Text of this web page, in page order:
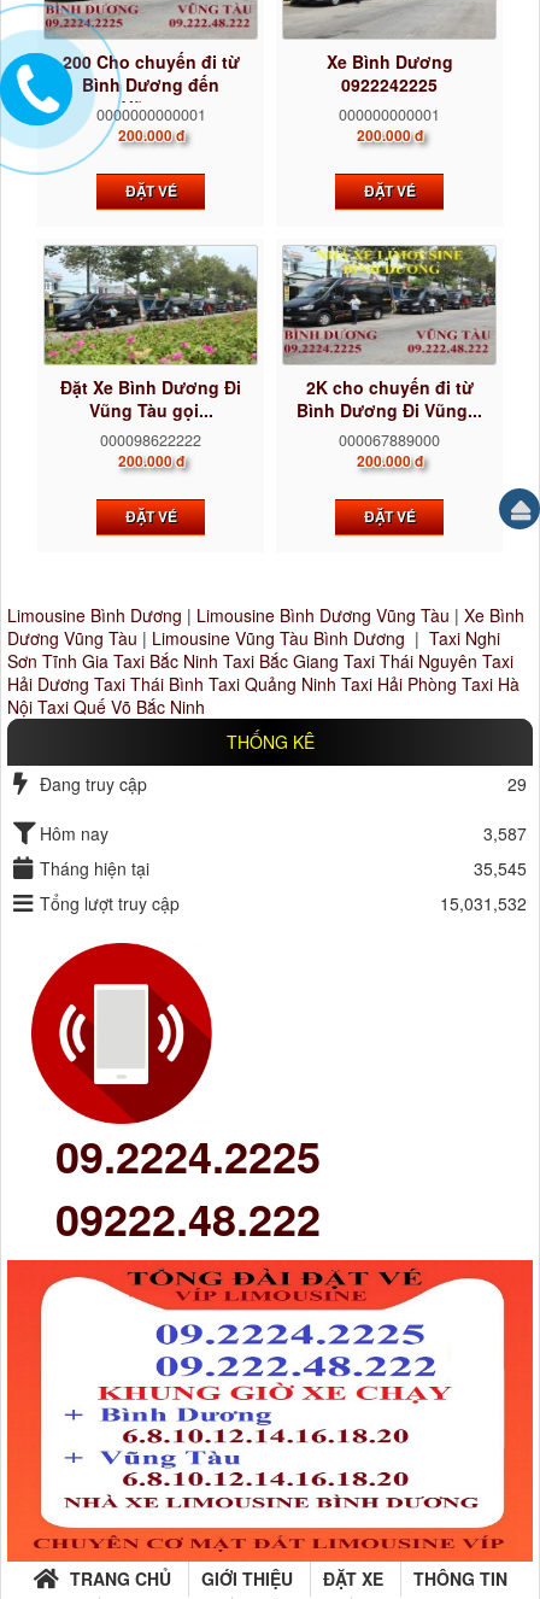
200 Cho chuyến đi từ
Bình Dương đến
Vũng...
0000000000001
200.000 đ
ĐẶT VÉ
Xe Bình Dương
0922242225
000000000001
200.000 đ
ĐẶT VÉ
Đặt Xe Bình Dương Đi
Vũng Tàu gọi...
000098622222
200.000 đ
ĐẶT VÉ
2K cho chuyến đi từ
Bình Dương Đi Vũng...
000067889000
200.000 đ
ĐẶT VÉ
Limousine Bình Dương | Limousine Bình Dương Vũng Tàu | Xe Bình
Dương Vũng Tàu | Limousine Vũng Tàu Bình Dương | Taxi Nghi
Sơn Tĩnh Gia Taxi Bắc Ninh Taxi Bắc Giang Taxi Thái Nguyên Taxi
Hải Dương Taxi Thái Bình Taxi Quảng Ninh Taxi Hải Phòng Taxi Hà
Nội Taxi Quế Võ Bắc Ninh
THỐNG KÊ
Đang truy cập
29
Hôm nay
3,587
Tháng hiện tại
35,545
Tổng lượt truy cập
15,031,532
09.2224.2225
09222.48.222
TRANG CHỦ GIỚI THIỆU ĐẶT XE
THÔNG TIN